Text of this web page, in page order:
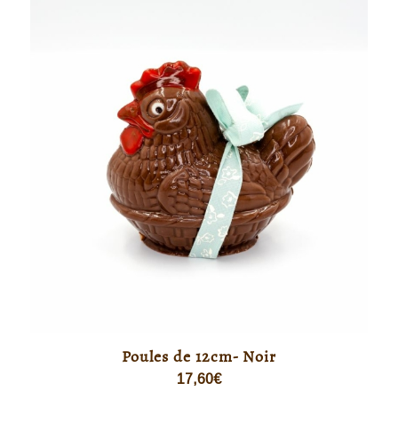
Poules de 12cm- Noir
17,60€